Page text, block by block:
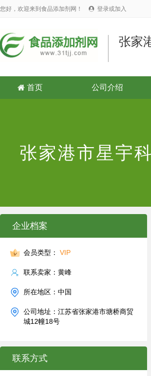
您好，欢迎来到食品添加剂网！  登录或加入
张家
 首页 公司介绍
张家港市星宇
企业档案
会员类型： VIP
联系卖家：黄峰
所在地区：中国
公司地址：江苏省张家港市塘桥商贸
城12幢18号
联系方式